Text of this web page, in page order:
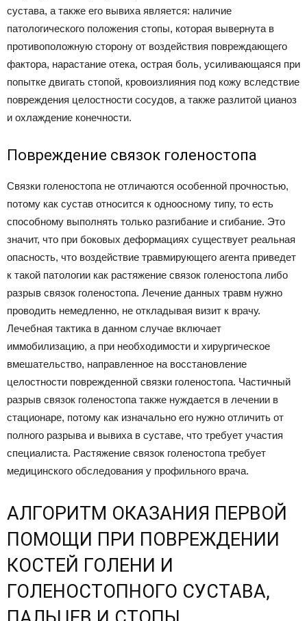
сустава, а также его вывиха является: наличие
патологического положения стопы, которая вывернута в
противоположную сторону от воздействия повреждающего
фактора, нарастание отека, острая боль, усиливающаяся при
попытке двигать стопой, кровоизлияния под кожу вследствие
повреждения целостности сосудов, а также разлитой цианоз
и охлаждение конечности.
Повреждение связок голеностопа
Связки голеностопа не отличаются особенной прочностью,
потому как сустав относится к одноосному типу, то есть
способному выполнять только разгибание и сгибание. Это
значит, что при боковых деформациях существует реальная
опасность, что воздействие травмирующего агента приведет
к такой патологии как растяжение связок голеностопа либо
разрыв связок голеностопа. Лечение данных травм нужно
проводить немедленно, не откладывая визит к врачу.
Лечебная тактика в данном случае включает
иммобилизацию, а при необходимости и хирургическое
вмешательство, направленное на восстановление
целостности поврежденной связки голеностопа. Частичный
разрыв связок голеностопа также нуждается в лечении в
стационаре, потому как изначально его нужно отличить от
полного разрыва и вывиха в суставе, что требует участия
специалиста. Растяжение связок голеностопа требует
медицинского обследования у профильного врача.
АЛГОРИТМ ОКАЗАНИЯ ПЕРВОЙ
ПОМОЩИ ПРИ ПОВРЕЖДЕНИИ
КОСТЕЙ ГОЛЕНИ И
ГОЛЕНОСТОПНОГО СУСТАВА,